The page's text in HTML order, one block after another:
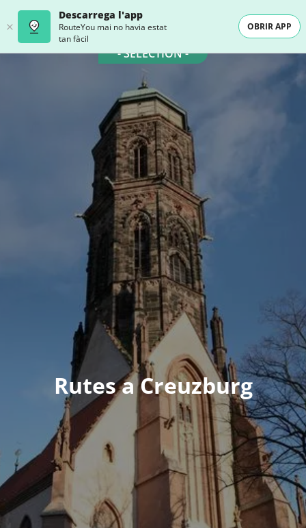
Descarrega l'app
RouteYou mai no havia estat
tan fàcil
OBRIR APP
- SELECTION -
Rutes a Creuzburg